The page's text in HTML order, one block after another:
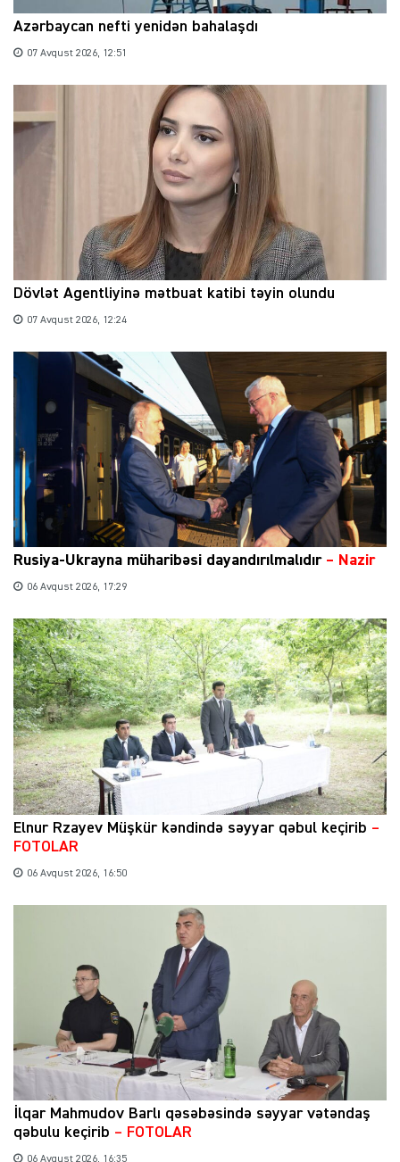
Azərbaycan nefti yenidən bahalaşdı
07 Avqust 2026, 12:51
Dövlət Agentliyinə mətbuat katibi təyin olundu
07 Avqust 2026, 12:24
Rusiya-Ukrayna müharibəsi dayandırılmalıdır– Nazir
06 Avqust 2026, 17:29
Elnur Rzayev Müşkür kəndində səyyar qəbul keçirib –
FOTOLAR
06 Avqust 2026, 16:50
İlqar Mahmudov Barlı qəsəbəsində səyyar vətəndaş
qəbulu keçirib – FOTOLAR
06 Avqust 2026, 16:35